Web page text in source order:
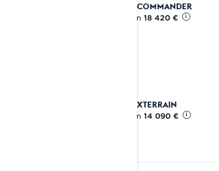
2027 COMMANDER
Alkaen 18 420 € i
2027 XTERRAIN
Alkaen 14 090 € i